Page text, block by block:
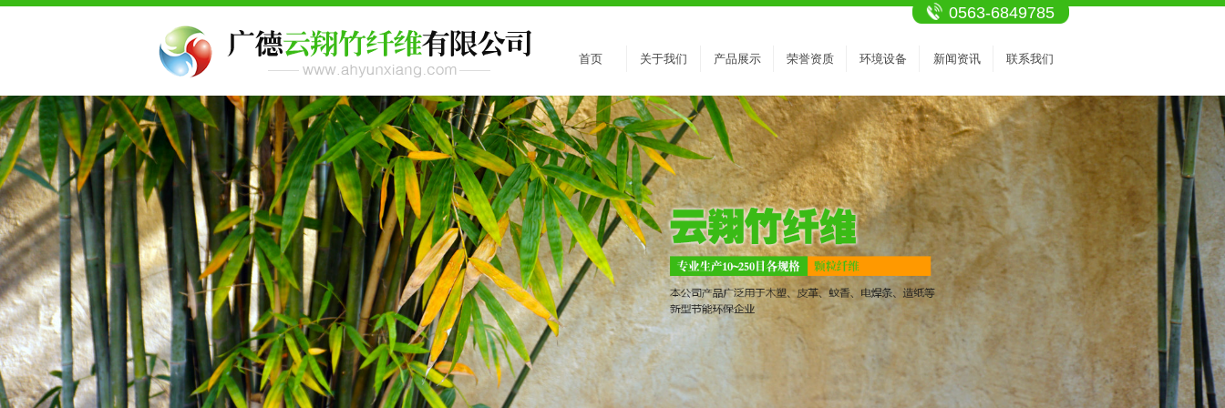
首页 关于我们 产品展示 荣誉资质 环境设备 新闻资讯 联系我们
0563-6849785